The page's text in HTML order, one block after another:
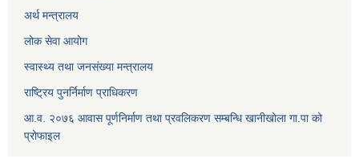
अर्थ मन्त्रालय
लोक सेवा आयोग
स्वास्थ्य तथा जनसंख्या मन्त्रालय
राष्ट्रिय पुनर्निर्माण प्राधिकरण
आ.व. २०७६ आवास पूर्णनिर्माण तथा प्रवलिकरण सम्बन्धि खानीखोला गा.पा को
प्रोफाइल